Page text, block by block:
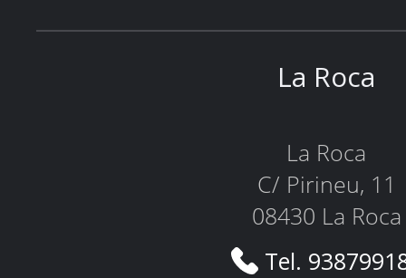
La Roca
La Roca
C/ Pirineu, 11
08430 La Roca
Tel.